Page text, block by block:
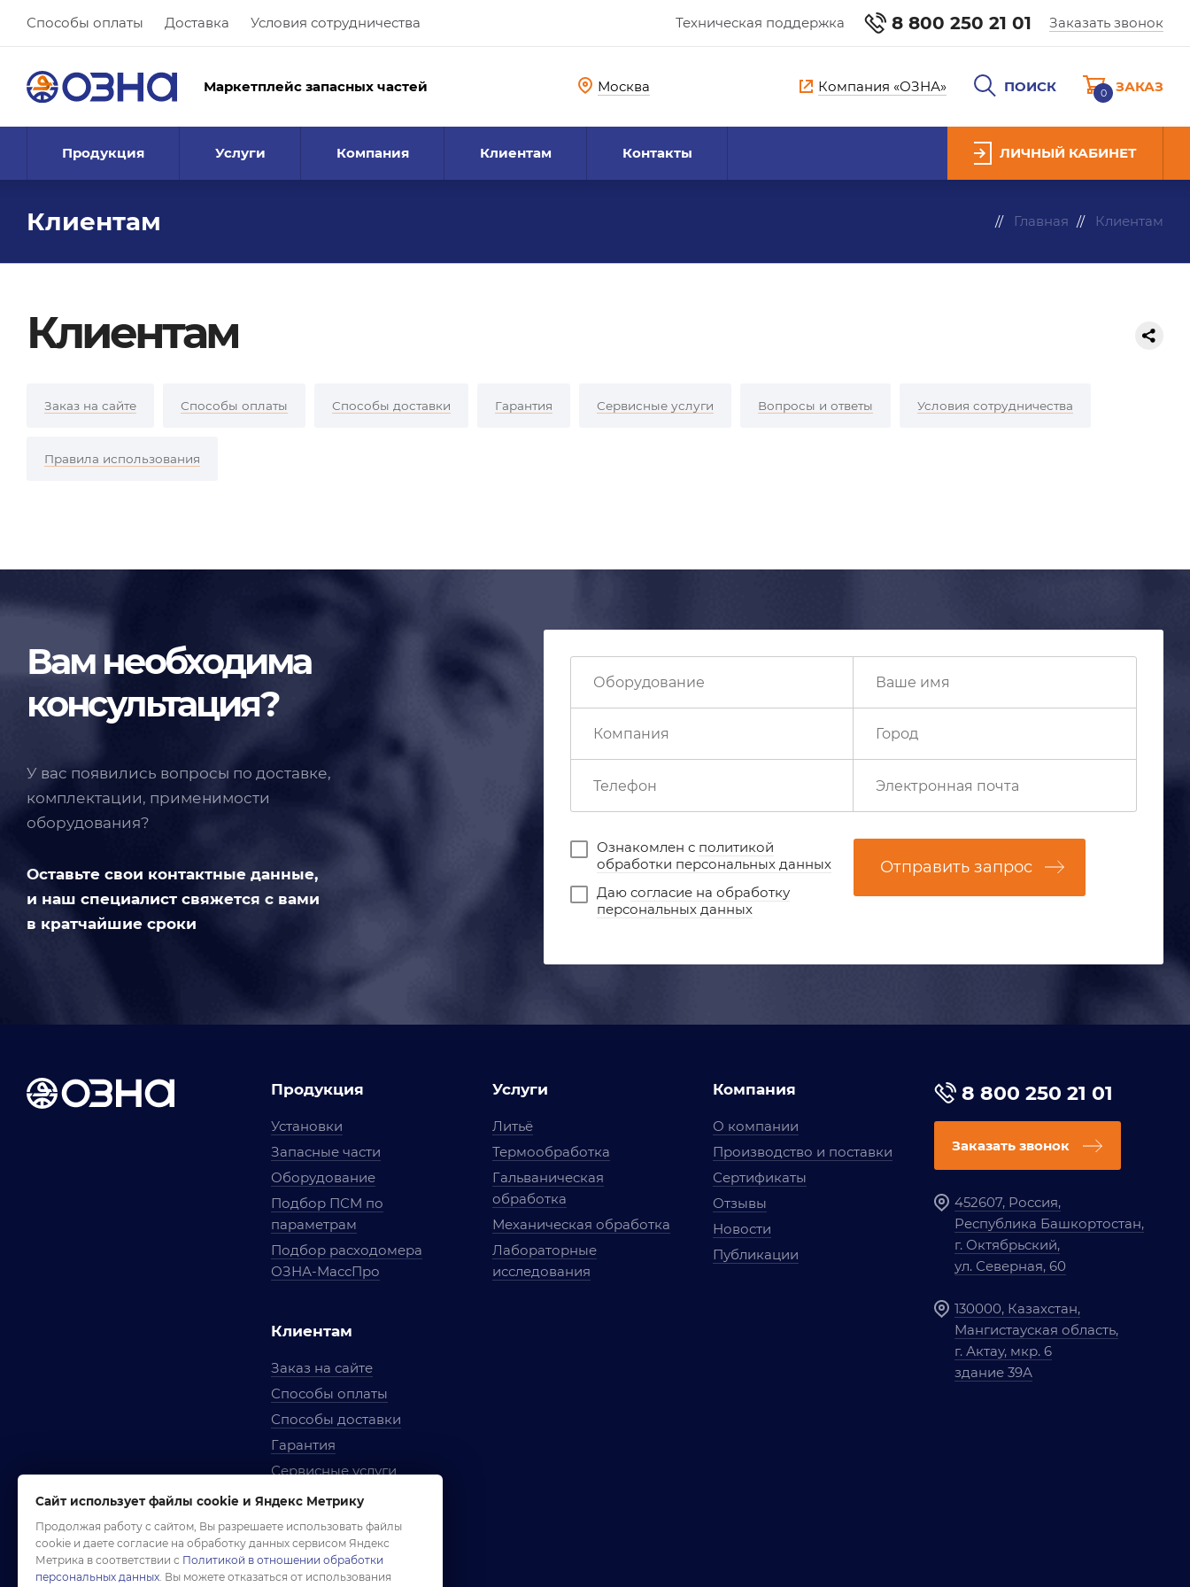
Способы оплаты Доставка Условия сотрудничества Техническая поддержка 8 800 250 21 01 Заказать звонок
Маркетплейс запасных частей Москва Компания «ОЗНА» ПОИСК 0 ЗАКАЗ
Продукция Услуги Компания Клиентам Контакты ЛИЧНЫЙ КАБИНЕТ
Клиентам Главная Клиентам
Клиентам
Заказ на сайте Способы оплаты Способы доставки Гарантия Сервисные услуги Вопросы и ответы Условия сотрудничества
Правила использования
Вам необходима
консультация?
У вас появились вопросы по доставке,
комплектации, применимости
оборудования?
Оставьте свои контактные данные,
и наш специалист свяжется с вами
в кратчайшие сроки
Ознакомлен с политикой
обработки персональных данных
Даю согласие на обработку
персональных данных
Отправить запрос
Продукция
Установки
Запасные части
Оборудование
Подбор ПСМ по
параметрам
Подбор расходомера
ОЗНА-МассПро
Клиентам
Заказ на сайте
Способы оплаты
Способы доставки
Гарантия
Сервисные услуги
Вопросы и ответы
Условия сотрудничества
Правила использования
Услуги
Литьё
Термообработка
Гальваническая
обработка
Механическая обработка
Лабораторные
исследования
Компания
О компании
Производство и поставки
Сертификаты
Отзывы
Новости
Публикации
8 800 250 21 01
Заказать звонок
452607, Россия,
Республика Башкортостан,
г. Октябрьский,
ул. Северная, 60
130000, Казахстан,
Мангистауская область,
г. Актау, мкр. 6
здание 39А
Сайт использует файлы cookie и Яндекс Метрику
Продолжая работу с сайтом, Вы разрешаете использовать файлы
cookie и даете согласие на обработку данных сервисом Яндекс
Метрика в соответствии с Политикой в отношении обработки
персональных данных. Вы можете отказаться от использования